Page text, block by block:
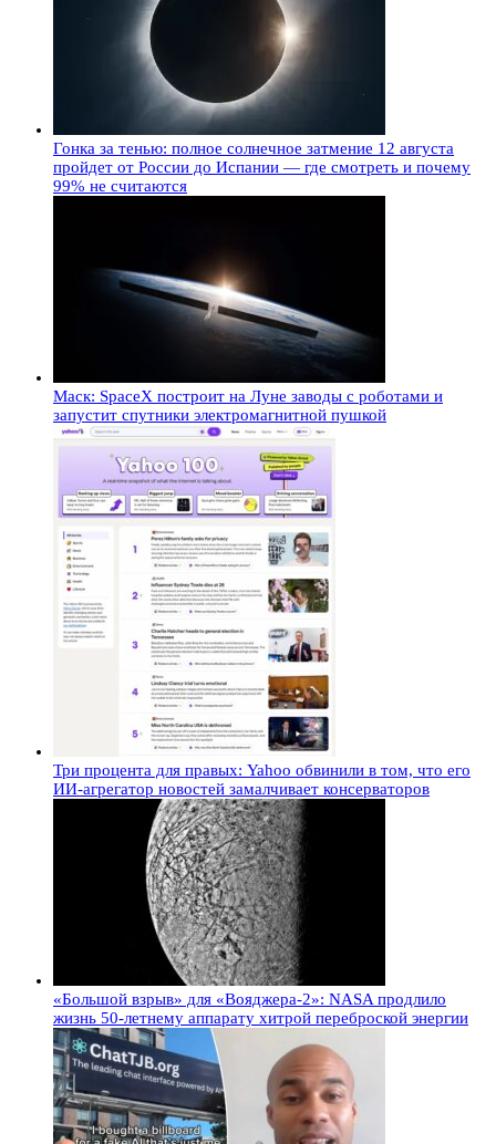
Гонка за тенью: полное солнечное затмение 12 августа
пройдет от России до Испании — где смотреть и почему
99% не считаются
Маск: SpaceX построит на Луне заводы с роботами и
запустит спутники электромагнитной пушкой
Три процента для правых: Yahoo обвинили в том, что его
ИИ-агрегатор новостей замалчивает консерваторов
«Большой взрыв» для «Вояджера-2»: NASA продлило
жизнь 50-летнему аппарату хитрой переброской энергии